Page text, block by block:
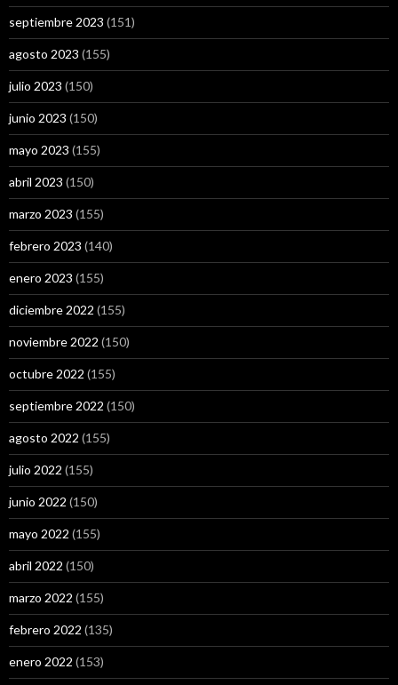
septiembre 2023 (151)
agosto 2023 (155)
julio 2023 (150)
junio 2023 (150)
mayo 2023 (155)
abril 2023 (150)
marzo 2023 (155)
febrero 2023 (140)
enero 2023 (155)
diciembre 2022 (155)
noviembre 2022 (150)
octubre 2022 (155)
septiembre 2022 (150)
agosto 2022 (155)
julio 2022 (155)
junio 2022 (150)
mayo 2022 (155)
abril 2022 (150)
marzo 2022 (155)
febrero 2022 (135)
enero 2022 (153)